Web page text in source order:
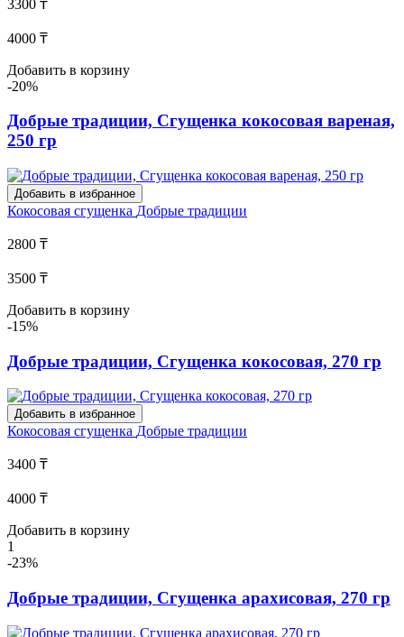
3300 ₸
4000 ₸
Добавить в корзину
-20%
Добрые традиции, Сгущенка кокосовая вареная,
250 гр
Добавить в избранное
Кокосовая сгущенка Добрые традиции
2800 ₸
3500 ₸
Добавить в корзину
-15%
Добрые традиции, Сгущенка кокосовая, 270 гр
Добавить в избранное
Кокосовая сгущенка Добрые традиции
3400 ₸
4000 ₸
Добавить в корзину
1
-23%
Добрые традиции, Сгущенка арахисовая, 270 гр